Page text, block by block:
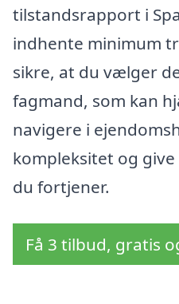
tilstandsrapport i
indhente minimum
sikre, at du vælger
fagmand, som kan
navigere i
kompleksitet og
du fortjener.
Få 3 tilbud, gratis